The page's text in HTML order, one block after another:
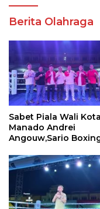
Berita Olahraga
Sabet Piala Wali Kota
Manado Andrei
Angouw,Sario
Perbati 2026